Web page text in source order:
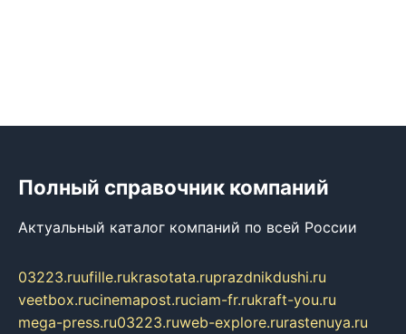
Полный справочник компаний
Актуальный каталог компаний по всей России
03223.ruufille.rukrasotata.ruprazdnikdushi.ru
veetbox.rucinemapost.ruciam-fr.rukraft-you.ru
mega-press.ru03223.ruweb-explore.rurastenuya.ru